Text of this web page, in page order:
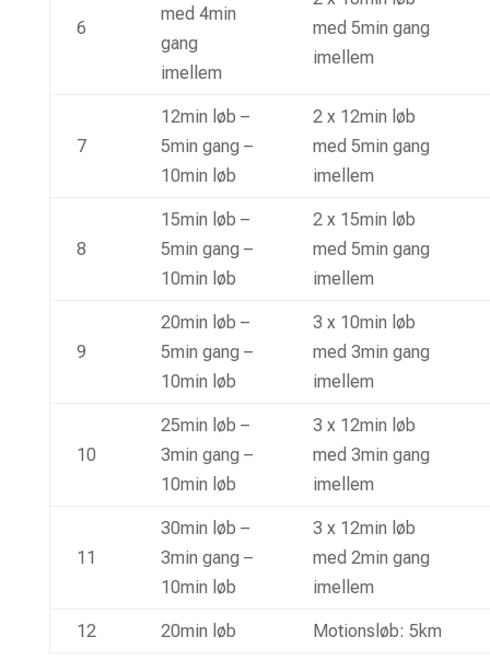
6
med 4min
gang
imellem
med 5min gang
imellem
7
12min løb –
5min gang –
10min løb
2 x 12min løb
med 5min gang
imellem
8
15min løb –
5min gang –
10min løb
2 x 15min løb
med 5min gang
imellem
9
20min løb –
5min gang –
10min løb
3 x 10min løb
med 3min gang
imellem
10
25min løb –
3min gang –
10min løb
3 x 12min løb
med 3min gang
imellem
11
30min løb –
3min gang –
10min løb
3 x 12min løb
med 2min gang
imellem
12 20min løb Motionsløb: 5km